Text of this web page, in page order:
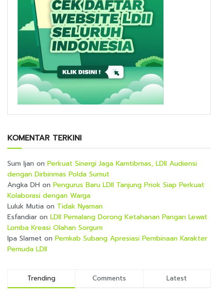
KOMENTAR TERKINI
Sum Ijan on Perkuat Sinergi Jaga Kamtibmas, LDII Audiensi
dengan Dirbinmas Polda Sumut
Angka DH on Pengurus Baru LDII Tanjung Priok Siap Perkuat
Kolaborasi dengan Warga
Luluk Mutia on Tidak Nyaman
Esfandiar on LDII Pemalang Dorong Ketahanan Pangan Lewat
Lomba Kreasi Olahan Sorgum
Ipa Slamet on Pemkab Subang Apresiasi Pembinaan Karakter
Pemuda LDII
Trending Comments Latest